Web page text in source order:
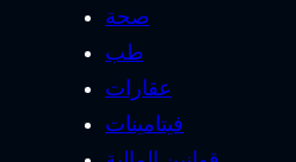
صحة
طب
عقارات
فيتامينات